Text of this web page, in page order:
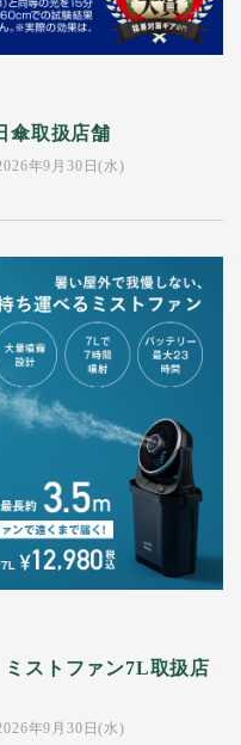
傘取扱店舗
年9月30日(水)
ストファン7L取扱店
年9月30日(水)